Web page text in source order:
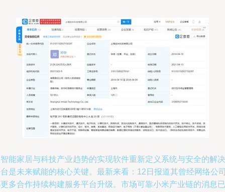
能家居与科技产业趋势的实现软件重新定义系统与安全的解决
是未来赋能的核心关键。最新来看：12日报道其曾经网络公
多合作持续构建服务平台升级。市场可靠小米产业链的消息已